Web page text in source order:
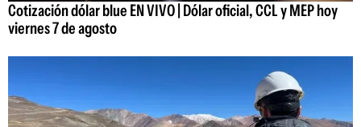
Cotización dólar blue EN VIVO | Dólar oficial, CCL y MEP hoy
viernes 7 de agosto